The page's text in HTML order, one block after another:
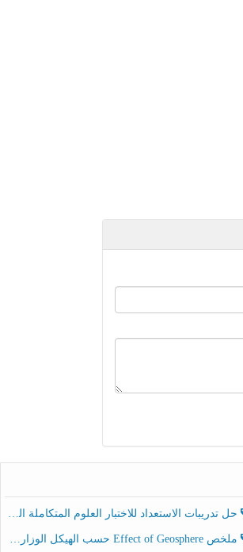
حل تدريبات الاستعداد للاختبار العلوم المتكاملة الصف الخامس عام الفصل الثالث
ملخص Effect of Geosphere حسب الهيكل الوزاري العلوم المتكاملة الصف الخامس انسبير الفصل الثالث